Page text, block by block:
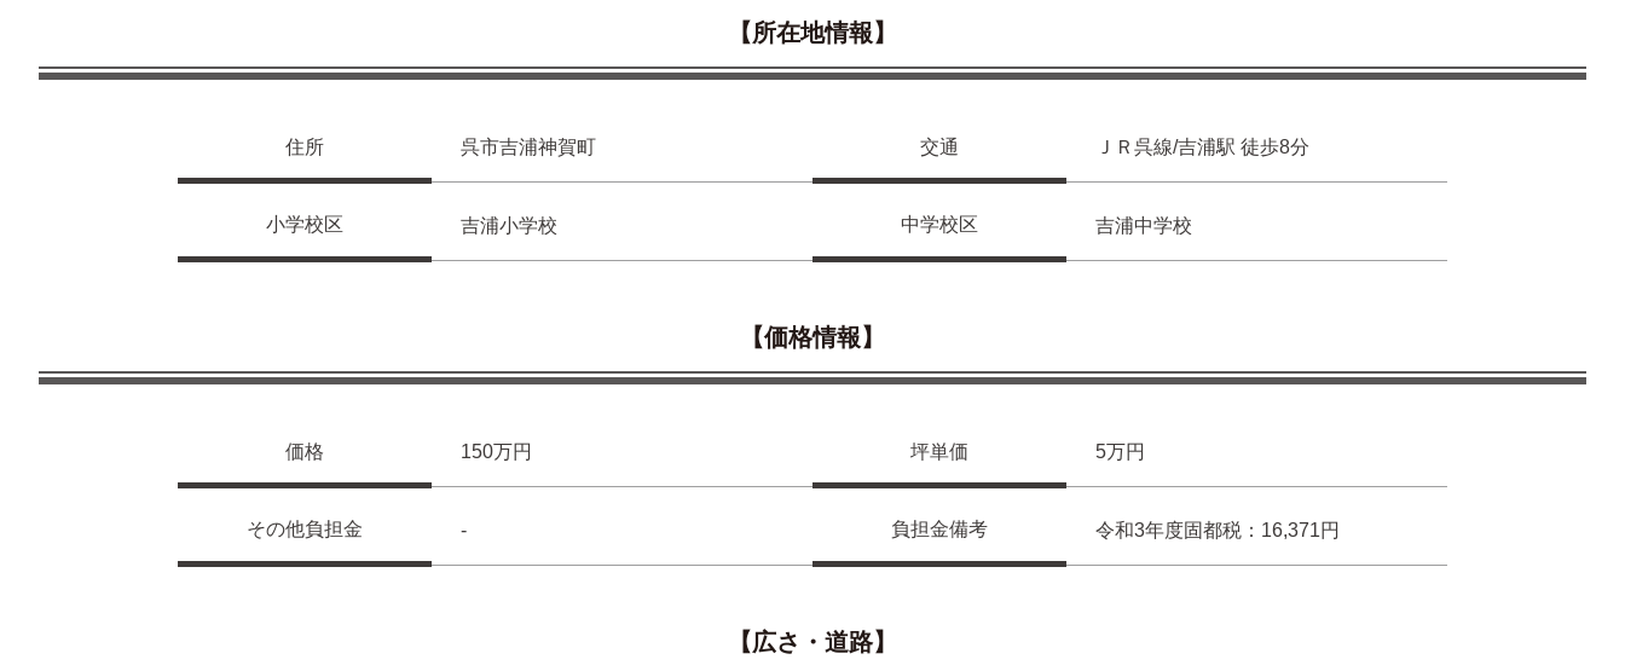
【所在地情報】
住所 呉市吉浦神賀町 交通 ＪＲ呉線/吉浦駅 徒歩8分
小学校区 吉浦小学校 中学校区 吉浦中学校
【価格情報】
価格 150万円 坪単価 5万円
その他負担金 - 負担金備考 令和3年度固都税：16,371円
【広さ・道路】